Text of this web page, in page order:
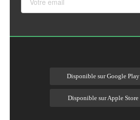
Disponible sur Google Play
Disponible sur Apple Store